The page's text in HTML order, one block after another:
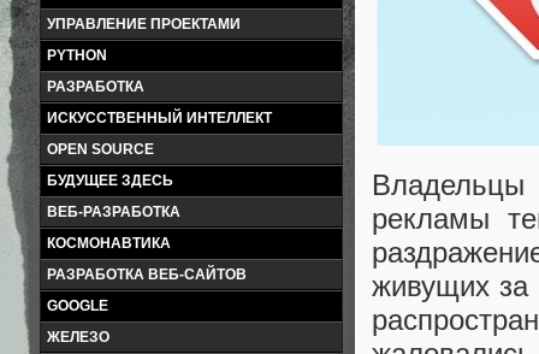
УПРАВЛЕНИЕ ПРОЕКТАМИ
PYTHON
РАЗРАБОТКА
ИСКУССТВЕННЫЙ ИНТЕЛЛЕКТ
OPEN SOURCE
БУДУЩЕЕ ЗДЕСЬ
ВЕБ-РАЗРАБОТКА
КОСМОНАВТИКА
РАЗРАБОТКА ВЕБ-САЙТОВ
GOOGLE
ЖЕЛЕЗО
рекламы
живущих за